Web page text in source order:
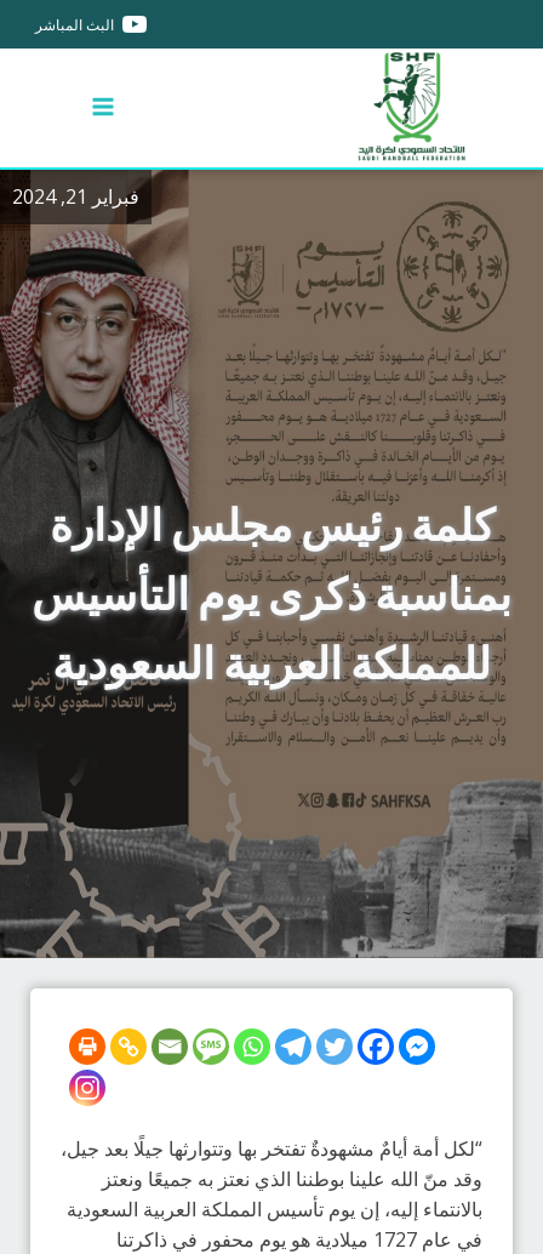
البث المباشر
فبراير 21, 2024
كلمة رئيس مجلس الإدارة
بمناسبة ذكرى يوم التأسيس
للمملكة العربية السعودية
“لكل أمة أيامٌ مشهودةٌ تفتخر بها وتتوارثها جيلًا بعد جيل،
وقد منّ الله علينا بوطننا الذي نعتز به جميعًا ونعتز
بالانتماء إليه، إن يوم تأسيس المملكة العربية السعودية
في عام 1727 ميلادية هو يوم محفور في ذاكرتنا